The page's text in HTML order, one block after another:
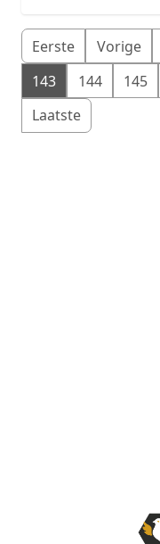
Eerste Vorige
143
144 145
Laatste